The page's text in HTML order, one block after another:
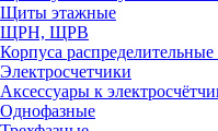
Щиты этажные
ЩРН, ЩРВ
Корпуса
Электросчетчики
Аксессуары к
Однофазные